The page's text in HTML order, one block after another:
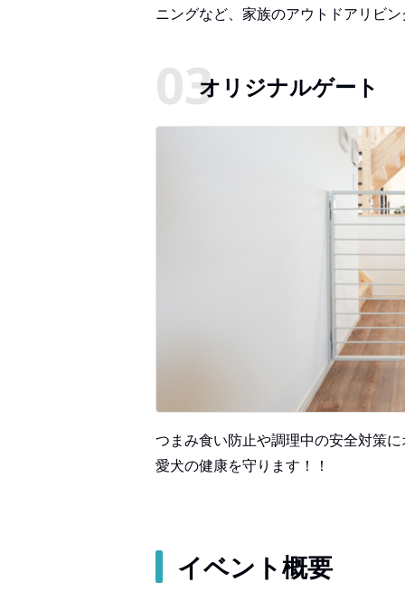
ニングなど、家族のアウトドアリビ
オリジナルゲート
つまみ食い防止や調理中の安全対策
愛犬の健康を守ります！！
イベント概要